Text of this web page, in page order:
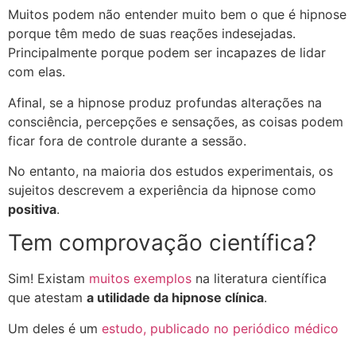
Muitos podem não entender muito bem o que é hipnose
porque têm medo de suas reações indesejadas.
Principalmente porque podem ser incapazes de lidar
com elas.
Afinal, se a hipnose produz profundas alterações na
consciência, percepções e sensações, as coisas podem
ficar fora de controle durante a sessão.
No entanto, na maioria dos estudos experimentais, os
sujeitos descrevem a experiência da hipnose como
positiva.
Tem comprovação científica?
Sim! Existam muitos exemplos na literatura científica
que atestam a utilidade da hipnose clínica.
Um deles é um estudo, publicado no periódico médico